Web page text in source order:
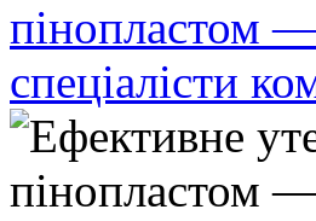
пінопластом
спеціалісти